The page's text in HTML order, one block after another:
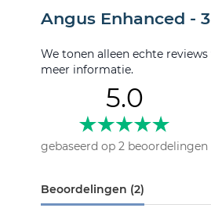
Angus Enhanced -
We tonen alleen echte
meer informatie.
5.0
gebaseerd op 2 beoordelingen
Beoordelingen (2)